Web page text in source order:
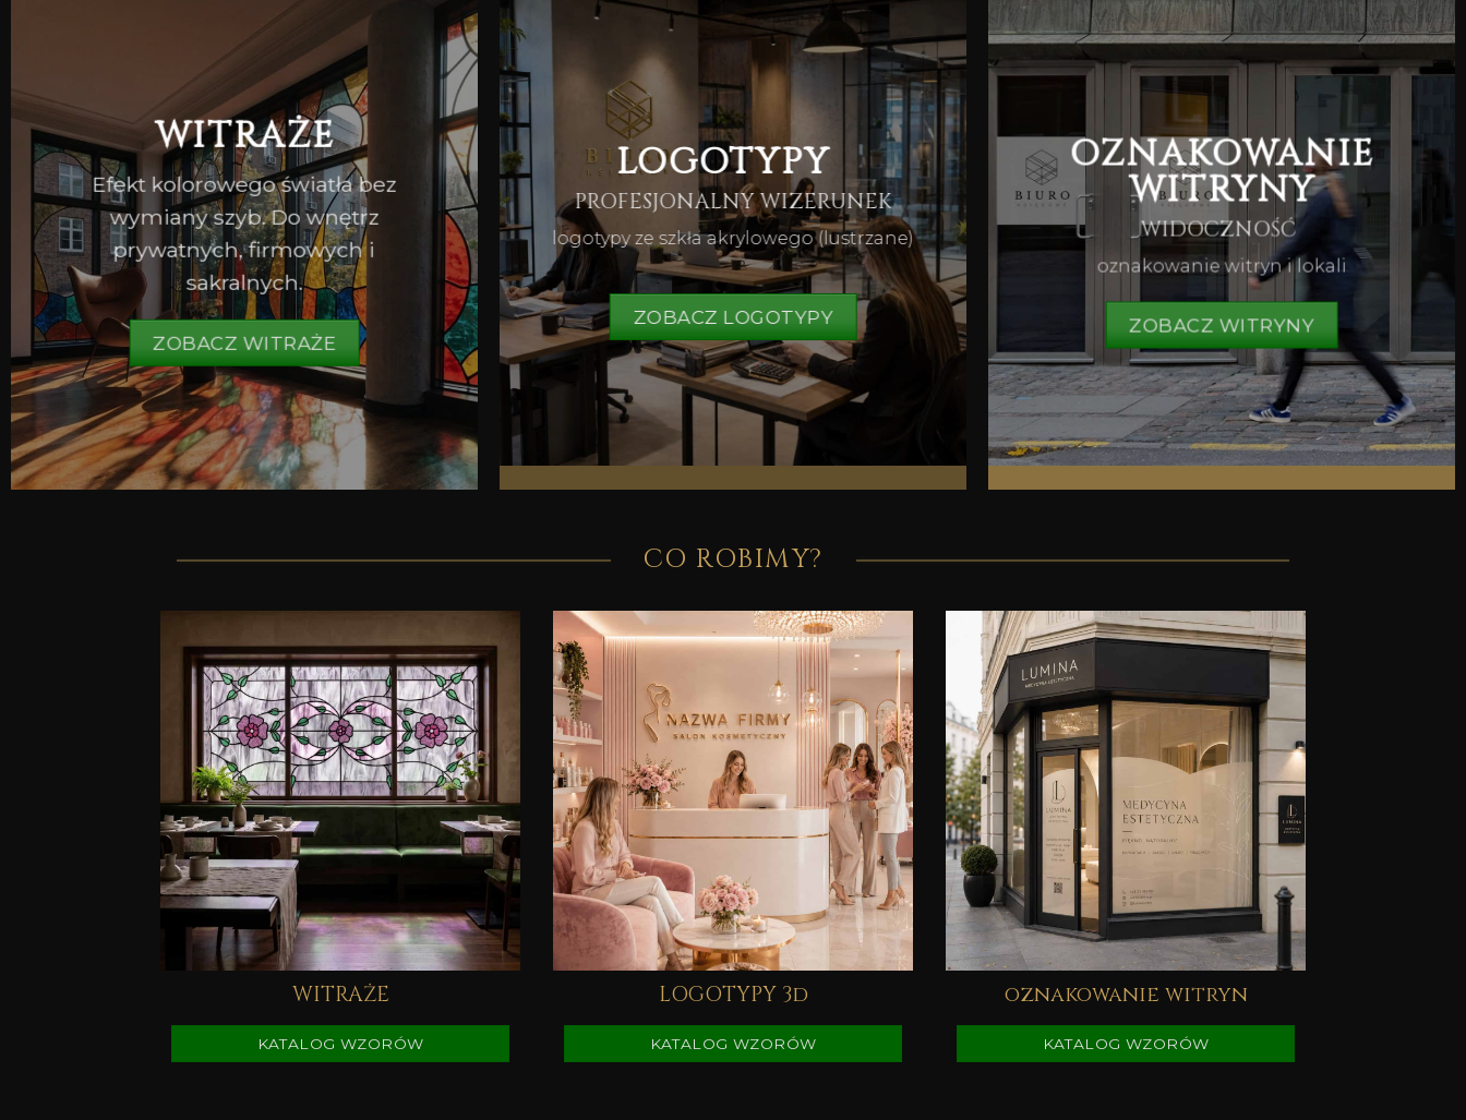
WITRAŻE
Efekt kolorowego światła bez
wymiany szyb. Do wnętrz
prywatnych, firmowych i
sakralnych.
ZOBACZ WITRAŻE
LOGOTYPY
PROFESJONALNY WIZERUNEK
logotypy ze szkła akrylowego (lustrzane)
ZOBACZ LOGOTYPY
OZNAKOWANIE
WITRYNY
WIDOCZNOŚĆ
oznakowanie witryn i lokali
ZOBACZ WITRYNY
CO ROBIMY?
WITRAŻE
KATALOG WZORÓW
LOGOTYPY 3d
KATALOG WZORÓW
oznakowanie witryn
KATALOG WZORÓW